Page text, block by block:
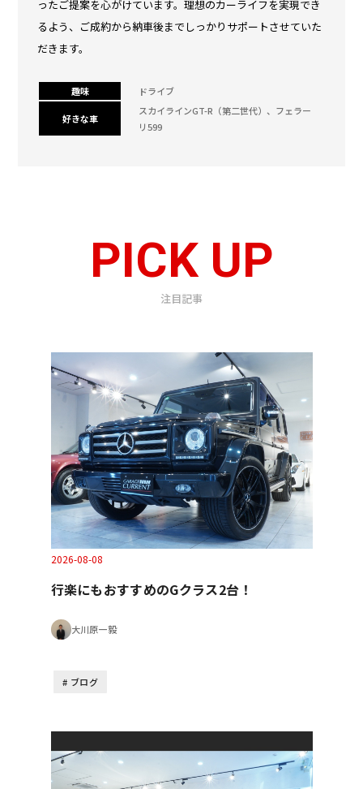
ったご提案を心がけています。理想のカーライフを実現でき
るよう、ご成約から納車後までしっかりサポートさせていた
だきます。
趣味 ドライブ
好きな車
スカイラインGT-R（第二世代）、フェラー
リ599
PICK UP
注目記事
2026-08-08
行楽にもおすすめのGクラス2台！
大川原一毅
ブログ